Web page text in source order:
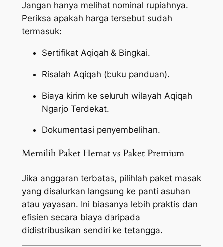
Jangan hanya melihat nominal rupiahnya.
Periksa apakah harga tersebut sudah
termasuk:
Sertifikat Aqiqah & Bingkai.
Risalah Aqiqah (buku panduan).
Biaya kirim ke seluruh wilayah Aqiqah
Ngarjo Terdekat.
Dokumentasi penyembelihan.
Memilih Paket Hemat vs Paket Premium
Jika anggaran terbatas, pilihlah paket masak
yang disalurkan langsung ke panti asuhan
atau yayasan. Ini biasanya lebih praktis dan
efisien secara biaya daripada
didistribusikan sendiri ke tetangga.